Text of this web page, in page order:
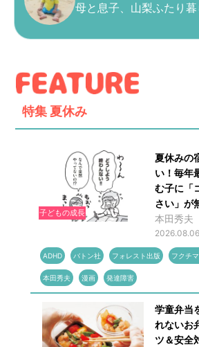
母と息子、山梨ふたり暮
特集 夏休み
子どもの成長
夏休みの
い！毎年
む子に「
さい」が
本田秀夫
2026.08.06
ADHD バトン社 フォレスト出版 フクチマ
本田秀夫 漫画 発達障害
学童弁当
れないお
ツ＆安全